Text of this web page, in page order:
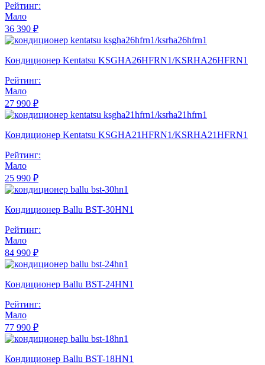
Рейтинг:
Мало
36 390 ₽
Кондиционер Kentatsu KSGHA26HFRN1/KSRHA26HFRN1
Рейтинг:
Мало
27 990 ₽
Кондиционер Kentatsu KSGHA21HFRN1/KSRHA21HFRN1
Рейтинг:
Мало
25 990 ₽
Кондиционер Ballu BST-30HN1
Рейтинг:
Мало
84 990 ₽
Кондиционер Ballu BST-24HN1
Рейтинг:
Мало
77 990 ₽
Кондиционер Ballu BST-18HN1